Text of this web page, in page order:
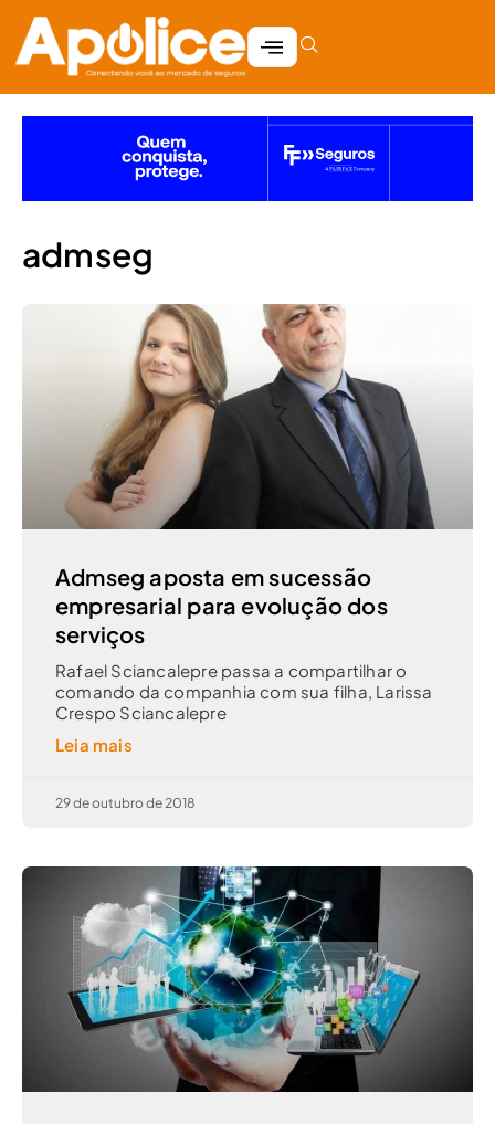
admseg
Admseg aposta em sucessão
empresarial para evolução dos
serviços
Rafael Sciancalepre passa a compartilhar o
comando da companhia com sua filha, Larissa
Crespo Sciancalepre
Leia mais
29 de outubro de 2018